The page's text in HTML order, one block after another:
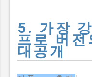
5. 가장
프로 버전
대공개